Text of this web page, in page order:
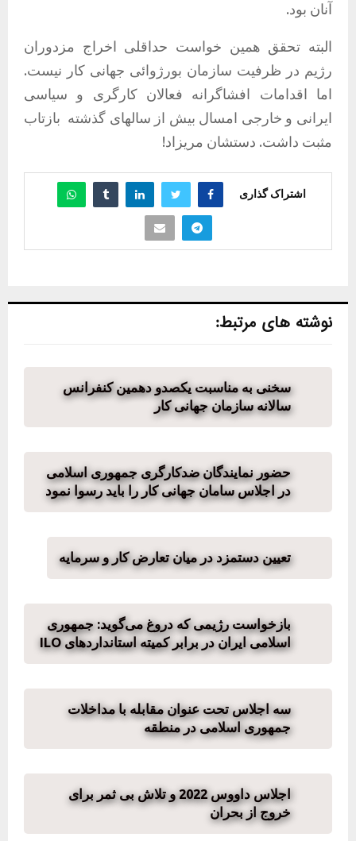
آنان بود.
البته تحقق همین خواست حداقلی اخراج مزدوران
رژیم در ظرفیت سازمان بورژوائی جهانی کار نیست.
اما اقدامات افشاگرانه فعالان کارگری و سیاسی
ایرانی و خارجی امسال بیش از سالهای گذشته بازتاب
مثبت داشت. دستشان مریزاد!
اشتراک گذاری
نوشته های مرتبط:
سخنی به مناسبت یکصدو دهمین کنفرانس
سالانه سازمان جهانی کار
حضور نمایندگان ضدکارگری جمهوری اسلامی
در اجلاس سامان جهانی کار را باید رسوا نمود
تعیین دستمزد در میان تعارض کار و سرمایه
بازخواست رژیمی که دروغ می‌گوید: جمهوری
اسلامی ایران در برابر کمیته استانداردهای ILO
سه اجلاس تحت عنوان مقابله با مداخلات
جمهوری اسلامی در منطقه
اجلاس داووس 2022 و تلاش بی ثمر برای
خروج از بحران